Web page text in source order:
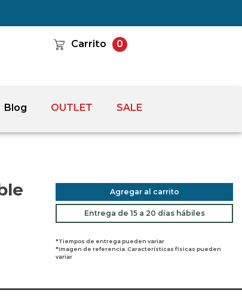
Carrito 0
Blog OUTLET SALE
Agregar al carrito
Entrega de 15 a 20 días hábiles
*Tiempos de entrega pueden variar
*Imagen de referencia. Características físicas pueden
variar